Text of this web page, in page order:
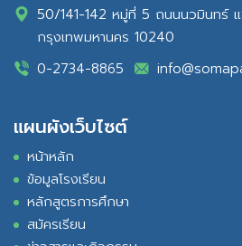
50/141-142 หมู่ที่ 5 ถนนนวมินทร์
กรุงเทพมหานคร 10240
0-2734-8865
แผนผังเว็บไซต์
หน้าหลัก
ข้อมูลโรงเรียน
หลักสูตรการศึกษา
สมัครเรียน